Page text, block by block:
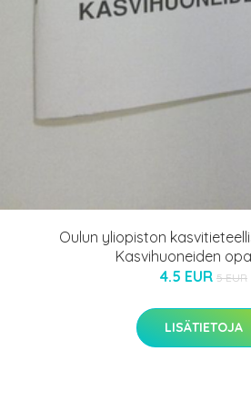
Oulun yliopiston
Kasvihuoneiden
4.5 EUR 5 EUR
LISÄTIETOJA